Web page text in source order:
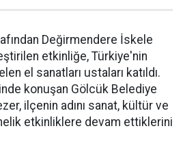
Değirmendere İskele
etkinliğe, Türkiye'nin
el sanatları ustaları katıldı.
konuşan Gölcük Belediye
ilçenin adını sanat, kültür ve
etkinliklere devam ettiklerini